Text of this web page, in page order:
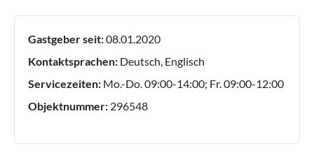
Gastgeber seit:08.01.2020
Kontaktsprachen: Deutsch, Englisch
Servicezeiten: Mo.-Do. 09:00-14:00; Fr. 09:00-12:00
Objektnummer: 296548